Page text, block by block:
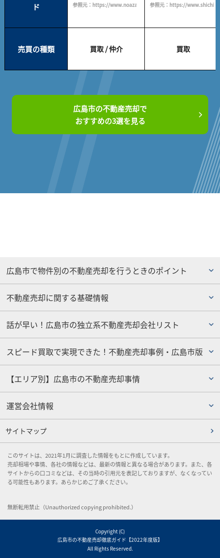
ド
参照元：https://www.noazahome.com/参照元：https://
売買の種類 買取 / 仲介 買取
広島市の不動産売却で
おすすめの3選を見る
広島市で物件別の不動産売却を行うときのポイント
不動産売却に関する基礎情報
話が早い！広島市の独立系不動産売却会社リスト
スピード買取で実現できた！不動産売却事例・広島市版
【エリア別】広島市の不動産売却事情
運営会社情報
サイトマップ
このサイトは、2021年1月に調査した情報をもとに作成しています。
売却相場や事情、各社の情報などは、最新の情報と異なる場合があります。また、各
サイトからの口コミなどは、その当時の引用元を表記しておりますが、なくなってい
る可能性もあります。あらかじめご了承ください。
無断転用禁止（Unauthorized copying prohibited.）
Copyright (C)
広島市の不動産売却徹底ガイド【2022年度版】
All Rights Reserved.